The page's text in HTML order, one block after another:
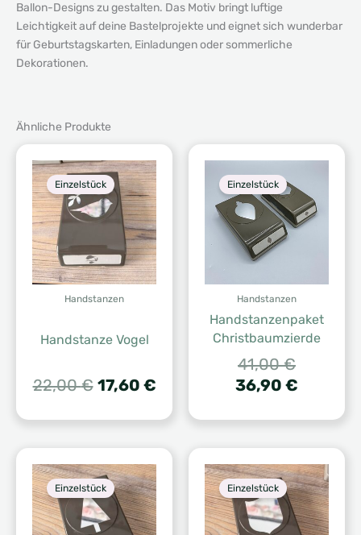
Ballon-Designs zu gestalten. Das Motiv bringt luftige
Leichtigkeit auf deine Bastelprojekte und eignet sich wunderbar
für Geburtstagskarten, Einladungen oder sommerliche
Dekorationen.
Ähnliche Produkte
Einzelstück
Handstanzen
Handstanze Vogel
22,00€ Ursprünglicher
war:
22,00 €
17,60 €Aktueller
ist:
17,60 €.
Einzelstück
Handstanzen
Handstanzenpaket
Christbaumzierde
41,00€
Preis
41,00 €
36,90 €
ist:
36,90 €.
Einzelstück Einzelstück